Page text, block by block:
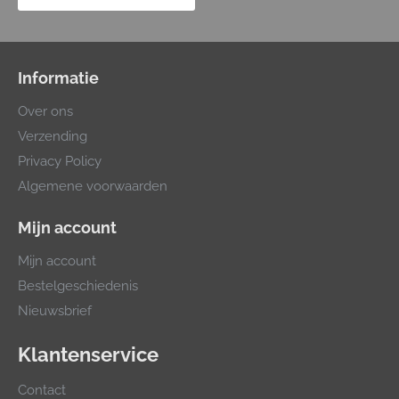
Informatie
Over ons
Verzending
Privacy Policy
Algemene voorwaarden
Mijn account
Mijn account
Bestelgeschiedenis
Nieuwsbrief
Klantenservice
Contact